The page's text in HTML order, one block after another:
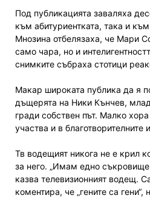
Под публикацията заваляха
към абитуриентката, така и
Мнозина отбелязаха, че Мари
само чара, но и
снимките събраха стотици
Макар широката публика да я
дъщерята на Ники Кънчев,
гради собствен път. Малко
участва и в благотворителните
Тв водещият никога не е крил
за него. „Имам едно
казва телевизионният водещ.
коментира, че „гените са гени“,